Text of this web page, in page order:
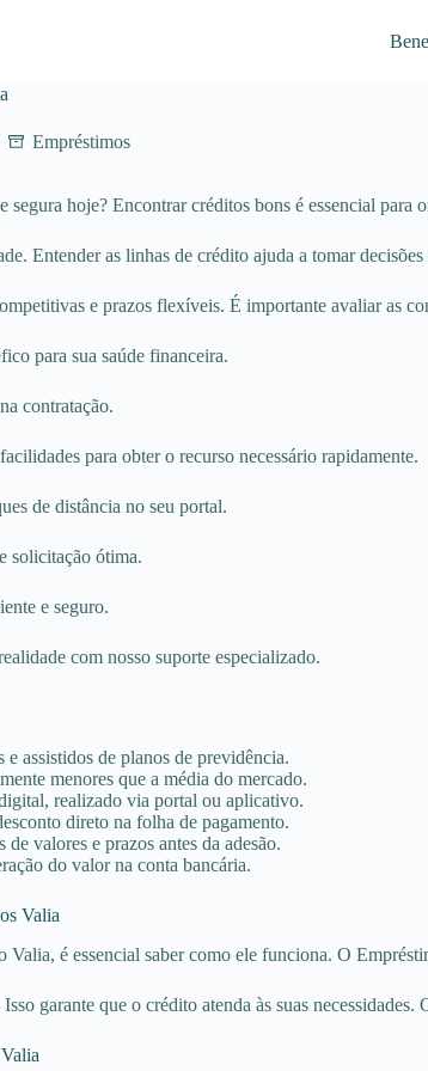
Empréstimos
hoje? Encontrar créditos bons é essencial
Entender as linhas de crédito ajuda a tomar
e prazos flexíveis. É importante avaliar as
para sua saúde financeira.
contratação.
para obter o recurso necessário rapidamente.
de distância no seu portal.
solicitação ótima.
e seguro.
com nosso suporte especializado.
assistidos de planos de previdência.
menores que a média do mercado.
realizado via portal ou aplicativo.
direto na folha de pagamento.
valores e prazos antes da adesão.
do valor na conta bancária.
Valia
Valia, é essencial saber como ele funciona. O
garante que o crédito atenda às suas